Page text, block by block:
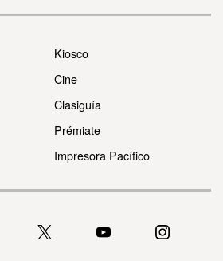
Kiosco
Cine
Clasiguía
Prémiate
Impresora Pacífico